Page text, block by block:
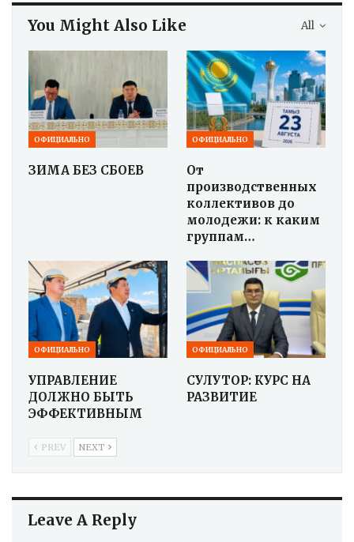
All
You Might Also Like
ОФИЦИАЛЬНО
ЗИМА БЕЗ СБОЕВ
ОФИЦИАЛЬНО
От
производственных
коллективов до
молодежи: к каким
группам…
ОФИЦИАЛЬНО
УПРАВЛЕНИЕ
ДОЛЖНО БЫТЬ
ЭФФЕКТИВНЫМ
ОФИЦИАЛЬНО
СУЛУТОР: КУРС НА
РАЗВИТИЕ
PREV NEXT
Leave A Reply